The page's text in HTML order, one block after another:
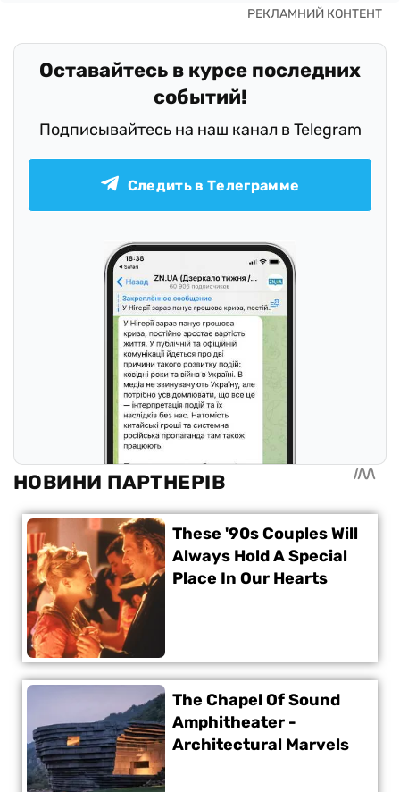
Оставайтесь в курсе последних
событий!
Подписывайтесь на наш канал в Telegram
Следить в Телеграмме